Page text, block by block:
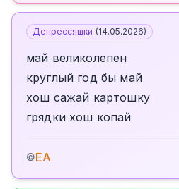
Депрессяшки (14.05.2026)
май великолепен
круглый год бы май
хош сажай картошку
грядки хош копай
©ЕА